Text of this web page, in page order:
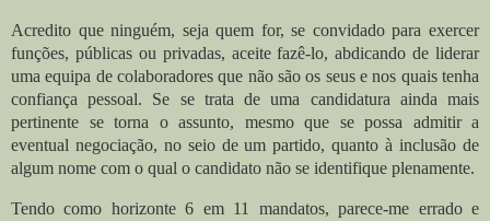
Acredito que ninguém, seja quem for, se convidado para exercer
funções, públicas ou privadas, aceite fazê-lo, abdicando de liderar
uma equipa de colaboradores que não são os seus e nos quais tenha
confiança pessoal. Se se trata de uma candidatura ainda mais
pertinente se torna o assunto, mesmo que se possa admitir a
eventual negociação, no seio de um partido, quanto à inclusão de
algum nome com o qual o candidato não se identifique plenamente.
Tendo como horizonte 6 em 11 mandatos, parece-me errado e